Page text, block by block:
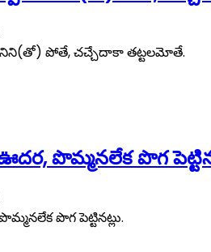
పోతే, చచ్చేదాకా తట్టలమోతే.
పొమ్మనలేక పొగ
పొగ పెట్టినట్లు.